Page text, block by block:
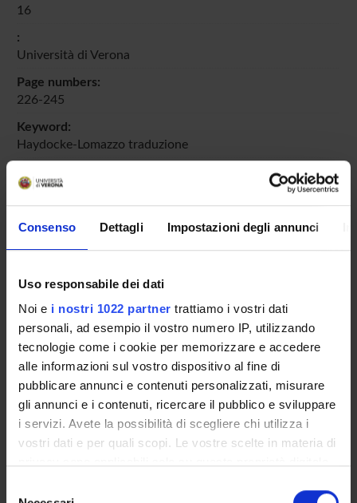
Consenso Dettagli Impostazioni degli annunci
Uso responsabile dei dati
Noi e i nostri 1022 partner trattiamo i vostri dati
personali, ad esempio il vostro numero IP, utilizzando
tecnologie come i cookie per memorizzare e accedere
alle informazioni sul vostro dispositivo al fine di
pubblicare annunci e contenuti personalizzati, misurare
gli annunci e i contenuti, ricercare il pubblico e sviluppare
i servizi. Avete la possibilità di scegliere chi utilizza i
vostri dati e per quali scopi. Le vostre scelte in materia di
16
:
Università di Verona
Page numbers:
226-245
Keyword:
Haydocke-Lomazzo traduzione
Analisi comparativa della traduzione che Richard
Haydocke, studente in medicina ad Oxford, effettuò dei
primi cinque libri del trattato del Lomazzo.
Product ID:
11562/27439
Deposited On:
Last Modified:
October 19, 2022
Bibliographic citation:
Severi, Rita, Richard Haydocke traduttore di Giovan Paolo
Lomazzo «Quaderni di lingue e letterature», vol.1991